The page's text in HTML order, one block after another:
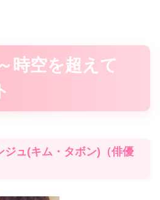
時空を超えて
ジュ(キム・タボン)（俳優